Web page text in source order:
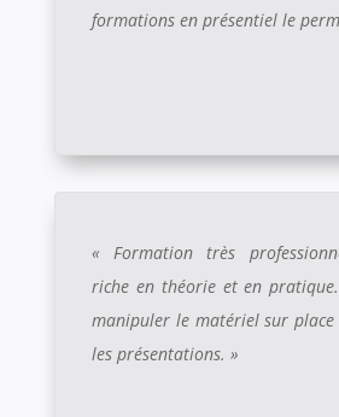
formations en présentiel le
« Formation très
riche en théorie et en
manipuler le matériel sur
les présentations. »